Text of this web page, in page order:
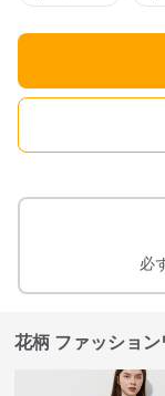
必
花柄 ファッショ